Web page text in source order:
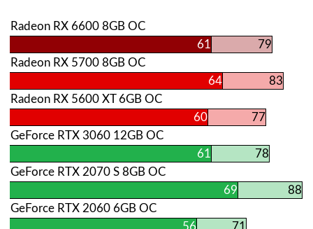
Radeon RX 6600 8GB OC
61
79
Radeon RX 5700 8GB OC
64
83
Radeon RX 5600 XT 6GB OC
60
77
GeForce RTX 3060 12GB OC
61
78
GeForce RTX 2070 S 8GB OC
69
88
GeForce RTX 2060 6GB OC